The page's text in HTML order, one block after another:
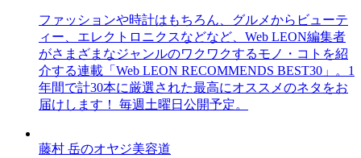
ファッションや時計はもちろん、グルメからビューテ
ィー、エレクトロニクスなどなど、Web LEON編集者
がさまざまなジャンルのワクワクするモノ・コトを紹
介する連載「Web LEON RECOMMENDS BEST30」。1
年間で計30本に厳選された最高にオススメのネタをお
届けします！ 毎週土曜日公開予定。
藤村 岳のオヤジ美容道